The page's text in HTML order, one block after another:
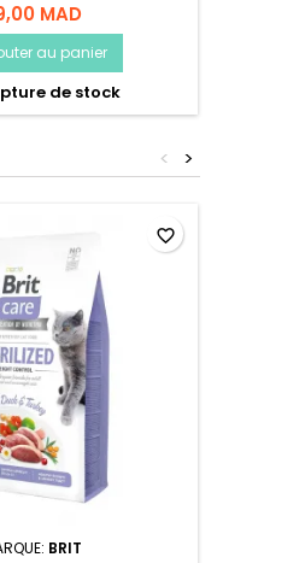
MAD
au panier
de stock
>
<
BRIT
favorite_border